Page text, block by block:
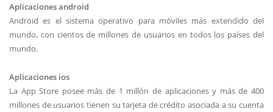
Aplicaciones android
Android es el sistema operativo para móviles más extendido del
mundo, con cientos de millones de usuarios en todos los países del
mundo.
Aplicaciones ios
La App Store posee más de 1 millón de aplicaciones y más de 400
millones de usuarios tienen su tarjeta de crédito asociada a su cuenta